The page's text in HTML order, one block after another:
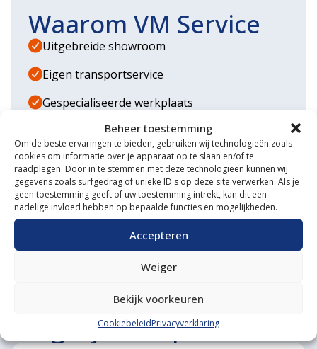
Beheer toestemming
Om de beste ervaringen te bieden, gebruiken wij technologieën zoals
cookies om informatie over je apparaat op te slaan en/of te
raadplegen. Door in te stemmen met deze technologieën kunnen wij
gegevens zoals surfgedrag of unieke ID's op deze site verwerken. Als je
geen toestemming geeft of uw toestemming intrekt, kan dit een
nadelige invloed hebben op bepaalde functies en mogelijkheden.
Accepteren
Weiger
Bekijk voorkeuren
CookiebeleidPrivacyverklaring
Waarom VM Service
Uitgebreide showroom
Eigen transportservice
Gespecialiseerde werkplaats
Diverse aanbouwwerktuigen
Grote voorraad minitrekkers
Grootste in kleine tractoren
Vergelijkbare producten